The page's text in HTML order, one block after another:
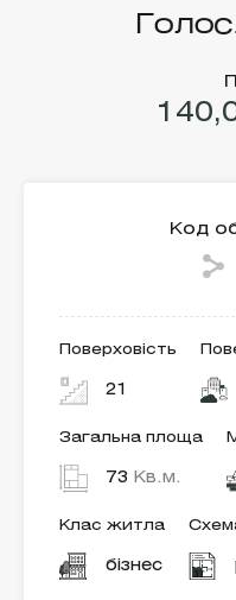
Код
Поверховість
21
Загальна площа
73 Кв.м.
Клас житла
бізнес